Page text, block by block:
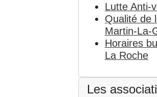
Lutte Anti-
Qualité de
Martin-La-
Horaires
La Roche
Les